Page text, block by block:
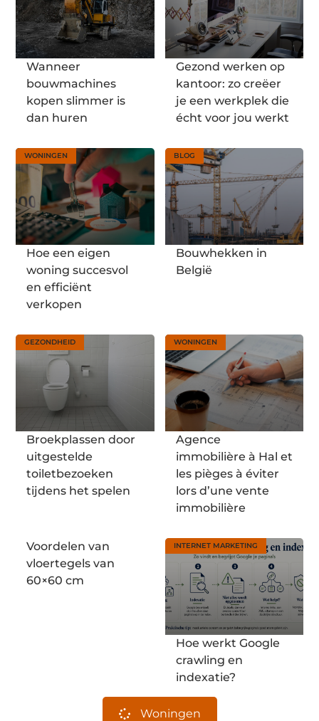
Wanneer
bouwmachines
kopen slimmer is
dan huren
Gezond werken op
kantoor: zo creëer
je een werkplek die
écht voor jou werkt
WONINGEN
Hoe een eigen
woning succesvol
en efficiënt
verkopen
BLOG
Bouwhekken in
België
GEZONDHEID
Broekplassen door
uitgestelde
toiletbezoeken
tijdens het spelen
WONINGEN
Agence
immobilière à Hal et
les pièges à éviter
lors d’une vente
immobilière
Voordelen van
vloertegels van
60×60 cm
INTERNET MARKETING
Hoe werkt Google
crawling en
indexatie?
Woningen